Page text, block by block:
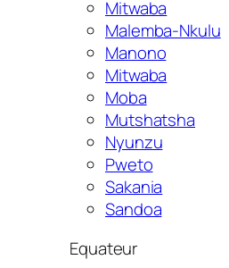
Mitwaba
Malemba-Nkulu
Manono
Mitwaba
Moba
Mutshatsha
Nyunzu
Pweto
Sakania
Sandoa
Equateur